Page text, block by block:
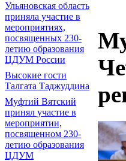
Ульяновская область
приняла участие в
мероприятиях,
посвященных 230-
летию образования
ЦДУМ России
Высокие гости
Талгата Таджуддина
Муфтий Вятский
принял участие в
мероприятии,
посвященном 230-
летию образования
ЦДУМ